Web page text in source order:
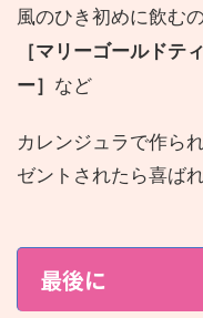
風のひき初めに飲む
［マリーゴールドテ
ー］ など
カレンジュラで作ら
ゼントされたら喜ば
最後に